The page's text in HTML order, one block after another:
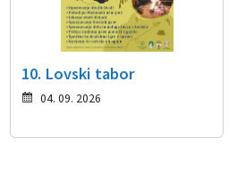
10. Lovski tabor
04. 09. 2026